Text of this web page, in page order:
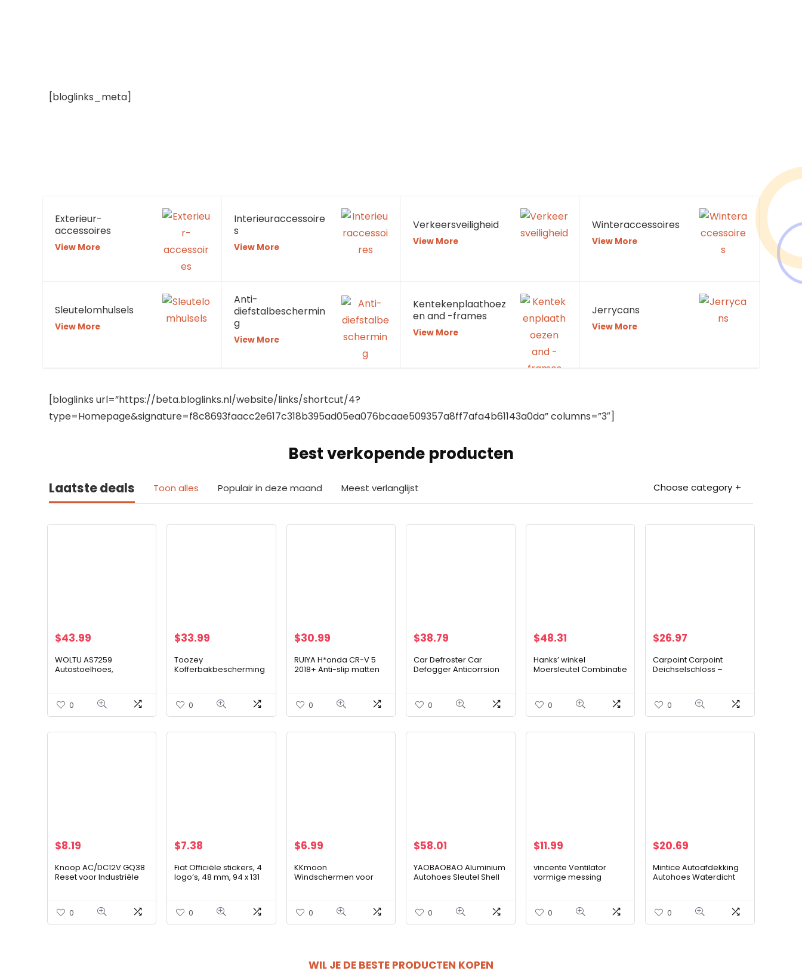
[bloglinks_meta]
Exterieur-
accessoires
View More
Interieuraccessoire
s
View More
Verkeersveiligheid
View More
Winteraccessoires
View More
Sleutelomhulsels
View More
Anti-
diefstalbeschermin
g
View More
Kentekenplaathoez
en and -frames
View More
Jerrycans
View More
[bloglinks url=”https://beta.bloglinks.nl/website/links/shortcut/4?
type=Homepage&signature=f8c8693faacc2e617c318b395ad05ea076bcaae509357a8ff7afa4b61143a0da” columns=”3″]
Best verkopende producten
Laatste deals Toon alles Populair in deze maand Meest verlanglijst Choose category
$43.99
WOLTU AS7259
Autostoelhoes,
Supersnelle Patroonstijl,
Zwart Rood
0
$33.99
Toozey
Kofferbakbescherming
Hondendeken met
Zijbescherming en…
0
$30.99
RUIYA H*onda CR-V 5
2018+ Anti-slip matten
middenconsole van
hoogwaardig latex,
wasbaar (wit…
0
$38.79
Car Defroster Car
Defogger Anticorrsion
ontspannen rijden voor
veilig rijden om de…
0
$48.31
Hanks’ winkel
Moersleutel Combinatie
Reparatie Tool Socket
Sets0
$26.97
Carpoint Carpoint
Deichselschloss –
0
$8.19
Knoop AC/DC12V GQ38
Reset voor Industriële
0
$7.38
Fiat Officiële stickers, 4
logo’s, 48 mm, 94 x 131
0
$6.99
KKmoon
Windschermen voor
clipbevestiging, voor
Heko G3
0
$58.01
YAOBAOBAO Aluminium
Autohoes Sleutel Shell
Cherokee Sr Voor
Renegade Ram
Kompas…
0
$11.99
vincente Ventilator
vormige messing
verstelbare landschap
fontein mondstuk…
0
$20.69
Mintice Autoafdekking
Autohoes Waterdicht
Zonwering Volledige
Garage Opslag
Bescherming…
0
WIL JE DE BESTE PRODUCTEN KOPEN